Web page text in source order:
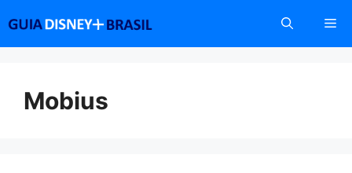
conteúdo
Mobius